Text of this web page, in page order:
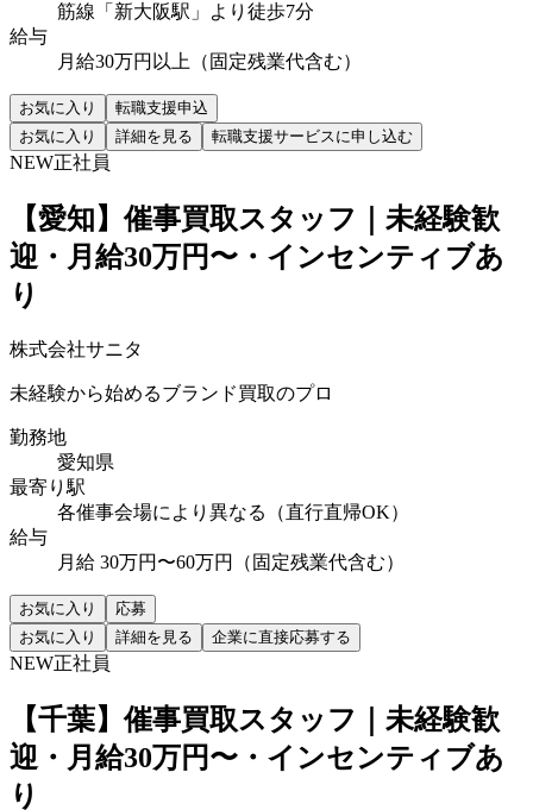
筋線「新大阪駅」より徒歩7分
給与
月給30万円以上（固定残業代含む）
お気に入り
転職支援申込
お気に入り
詳細を見る 転職支援サービスに申し込む
NEW正社員
【愛知】催事買取スタッフ｜未経験歓
迎・月給30万円〜・インセンティブあ
り
株式会社サニタ
未経験から始めるブランド買取のプロ
勤務地
愛知県
最寄り駅
各催事会場により異なる（直行直帰OK）
給与
月給 30万円〜60万円（固定残業代含む）
お気に入り
応募
お気に入り
詳細を見る 企業に直接応募する
NEW正社員
【千葉】催事買取スタッフ｜未経験歓
迎・月給30万円〜・インセンティブあ
り